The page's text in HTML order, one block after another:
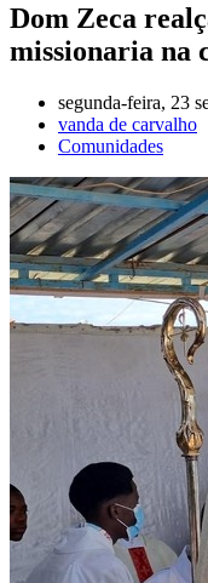
Dom Zeca
missionaria na
segunda-feira, 23
vanda de carvalho
Comunidades